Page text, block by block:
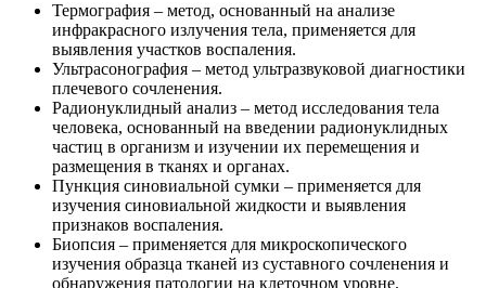
Термография – метод, основанный на анализе
инфракрасного излучения тела, применяется для
выявления участков воспаления.
Ультрасонография – метод ультразвуковой диагностики
плечевого сочленения.
Радионуклидный анализ – метод исследования тела
человека, основанный на введении радионуклидных
частиц в организм и изучении их перемещения и
размещения в тканях и органах.
Пункция синовиальной сумки – применяется для
изучения синовиальной жидкости и выявления
признаков воспаления.
Биопсия – применяется для микроскопического
изучения образца тканей из суставного сочленения и
обнаружения патологии на клеточном уровне.